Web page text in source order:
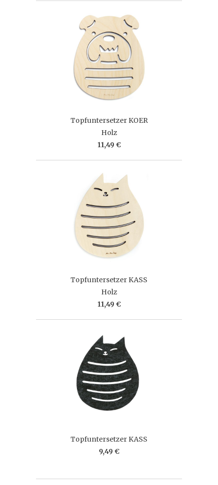
Topfuntersetzer KOER
Holz
11,49 €
Topfuntersetzer KASS
Holz
11,49 €
Topfuntersetzer KASS
9,49 €